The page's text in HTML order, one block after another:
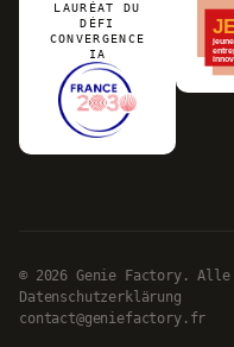
LAURÉAT DU
DÉFI
CONVERGENCE
IA
© 2026 Genie Factory.
Datenschutzerklärung
contact@geniefactory.fr